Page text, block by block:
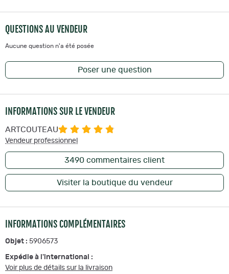
QUESTIONS AU VENDEUR
Aucune question n'a été posée
Poser une question
INFORMATIONS SUR LE VENDEUR
ARTCOUTEAU
Vendeur professionnel
3490 commentaires client
Visiter la boutique du vendeur
INFORMATIONS COMPLÉMENTAIRES
Objet : 5906573
Expédie à l'international :
Voir plus de détails sur la livraison